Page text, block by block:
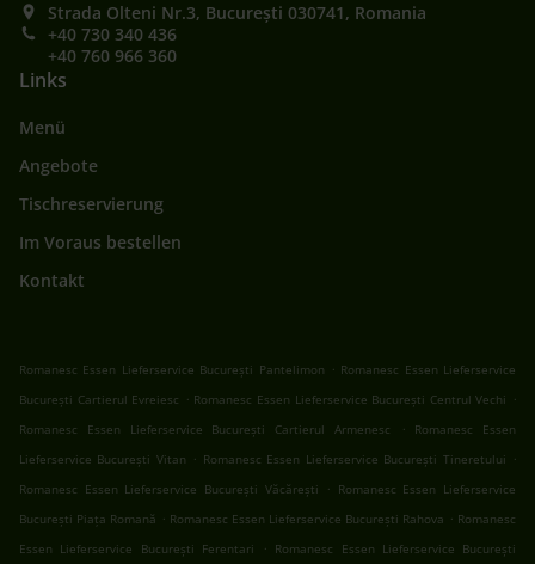
Strada Olteni Nr.3, București 030741, Romania
+40 730 340 436
+40 760 966 360
Links
Menü
Angebote
Tischreservierung
Im Voraus bestellen
Kontakt
Romanesc Essen Lieferservice București Pantelimon . Romanesc Essen Lieferservice
București Cartierul Evreiesc . Romanesc Essen Lieferservice București Centrul Vechi .
Romanesc Essen Lieferservice București Cartierul Armenesc
.
Romanesc Essen
Lieferservice București Vitan . Romanesc Essen Lieferservice București Tineretului .
Romanesc Essen Lieferservice București Văcărești
. Romanesc Essen Lieferservice
București Piața Romană . Romanesc Essen Lieferservice București Rahova . Romanesc
Essen Lieferservice București Ferentari
. Romanesc Essen Lieferservice București